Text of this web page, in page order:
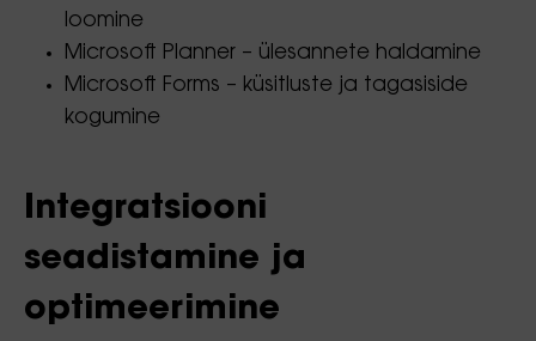
loomine
Microsoft Planner – ülesannete haldamine
Microsoft Forms – küsitluste ja tagasiside
kogumine
Integratsiooni
seadistamine ja
optimeerimine